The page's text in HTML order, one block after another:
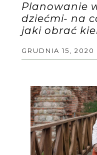
Planowanie
dziećmi- na
jaki obrać
GRUDNIA 15, 2020